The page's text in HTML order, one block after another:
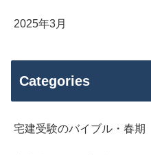
2025年3月
Categories
宅建受験のバイブル・春期